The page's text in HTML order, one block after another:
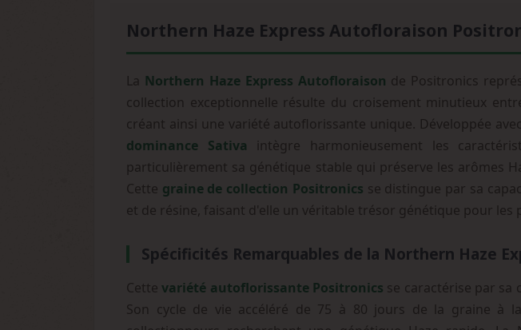
Northern Haze Express Autofloraison
La Northern Haze Express Autofloraison de Positronics
collection exceptionnelle résulte du croisement minutieux
créant ainsi une variété autoflorissante unique. Développée
dominance Sativa intègre harmonieusement les
particulièrement sa génétique stable qui préserve les arômes
Cette graine de collection Positronics se distingue par sa
et de résine, faisant d'elle un véritable trésor génétique pour les
Spécificités Remarquables de la Northern Haze
Cettevariété autoflorissante Positronics se caractérise par sa
Son cycle de vie accéléré de 75 à 80 jours de la graine à